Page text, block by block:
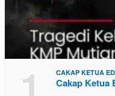
1 CAKAP KETUA
Cakap Ketua